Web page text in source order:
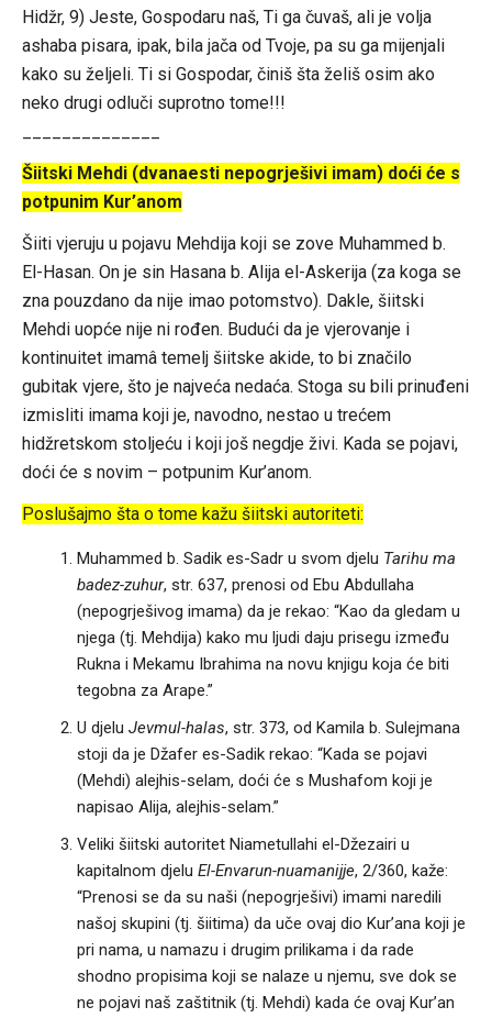
Hidžr, 9) Jeste, Gospodaru naš, Ti ga čuvaš, ali je volja
ashaba pisara, ipak, bila jača od Tvoje, pa su ga mijenjali
kako su željeli. Ti si Gospodar, činiš šta želiš osim ako
neko drugi odluči suprotno tome!!!
Šiitski Mehdi (dvanaesti nepogrješivi imam) doći će s
potpunim Kur’anom
Šiiti vjeruju u pojavu Mehdija koji se zove Muhammed b.
El-Hasan. On je sin Hasana b. Alija el-Askerija (za koga se
zna pouzdano da nije imao potomstvo). Dakle, šiitski
Mehdi uopće nije ni rođen. Budući da je vjerovanje i
kontinuitet imamâ temelj šiitske akide, to bi značilo
gubitak vjere, što je najveća nedaća. Stoga su bili prinuđeni
izmisliti imama koji je, navodno, nestao u trećem
hidžretskom stoljeću i koji još negdje živi. Kada se pojavi,
doći će s novim – potpunim Kur’anom.
Poslušajmo šta o tome kažu šiitski autoriteti:
Muhammed b. Sadik es-Sadr u svom djelu Tarihu ma
badez-zuhur, str. 637, prenosi od Ebu Abdullaha
(nepogrješivog imama) da je rekao: “Kao da gledam u
njega (tj. Mehdija) kako mu ljudi daju prisegu između
Rukna i Mekamu Ibrahima na novu knjigu koja će biti
tegobna za Arape.”
U djelu Jevmul-halas, str. 373, od Kamila b. Sulejmana
stoji da je Džafer es-Sadik rekao: “Kada se pojavi
(Mehdi) alejhis-selam, doći će s Mushafom koji je
napisao Alija, alejhis-selam.”
Veliki šiitski autoritet Niametullahi el-Džezairi u
kapitalnom djelu El-Envarun-nuamanijje, 2/360, kaže:
“Prenosi se da su naši (nepogrješivi) imami naredili
našoj skupini (tj. šiitima) da uče ovaj dio Kur’ana koji je
pri nama, u namazu i drugim prilikama i da rade
shodno propisima koji se nalaze u njemu, sve dok se
ne pojavi naš zaštitnik (tj. Mehdi) kada će ovaj Kur’an